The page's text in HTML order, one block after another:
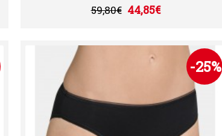
59,80€ 44,85€
-25%